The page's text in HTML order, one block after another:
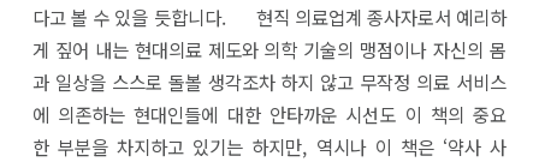
다고 볼 수 있을 듯합니다. 현직 의료업계 종사자로서 예리하
게 짚어 내는 현대의료 제도와 의학 기술의 맹점이나 자신의 몸
과 일상을 스스로 돌볼 생각조차 하지 않고 무작정 의료 서비스
에 의존하는 현대인들에 대한 안타까운 시선도 이 책의 중요
한 부분을 차지하고 있기는 하지만, 역시나 이 책은 ‘약사 사